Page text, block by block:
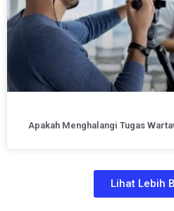
Apakah Menghalangi Tugas
Lihat Lebih